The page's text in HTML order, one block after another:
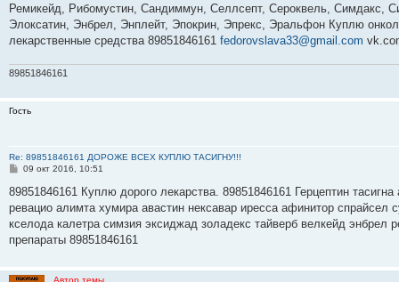
Ремикейд, Рибомустин, Сандиммун, Селлсепт, Сероквель, Симдакс,
Элоксатин, Энбрел, Энплейт, Эпокрин, Эпрекс, Эральфон Куплю
лекарственные средства 89851846161 fedorovslava33@gmail.com
89851846161
Гость
Re: 89851846161 ДОРОЖЕ ВСЕХ КУПЛЮ ТАСИГНУ!!!
С
о
щ
е
и
09 окт 2016, 10:51
89851846161 Куплю дорого лекарства. 89851846161 Герцептин
ревацио алимта хумира авастин нексавар иресса афинитор спрайсел
кселода калетра симзия эксиджад золадекс тайверб велкейд энбрел
препараты 89851846161
Автор темы